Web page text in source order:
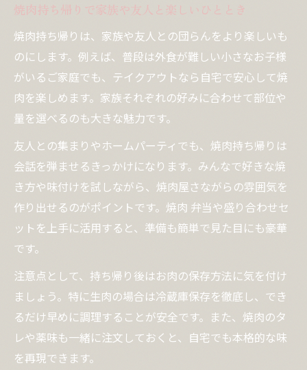
焼肉持ち帰りで家族や友人と楽しいひととき
焼肉持ち帰りは、家族や友人との団らんをより楽しいも
のにします。例えば、普段は外食が難しい小さなお子様
がいるご家庭でも、テイクアウトなら自宅で安心して焼
肉を楽しめます。家族それぞれの好みに合わせて部位や
量を選べるのも大きな魅力です。
友人との集まりやホームパーティでも、焼肉持ち帰りは
会話を弾ませるきっかけになります。みんなで好きな焼
き方や味付けを試しながら、焼肉屋さながらの雰囲気を
作り出せるのがポイントです。焼肉 弁当や盛り合わせセ
ットを上手に活用すると、準備も簡単で見た目にも豪華
です。
注意点として、持ち帰り後はお肉の保存方法に気を付け
ましょう。特に生肉の場合は冷蔵庫保存を徹底し、でき
るだけ早めに調理することが安全です。また、焼肉のタ
レや薬味も一緒に注文しておくと、自宅でも本格的な味
を再現できます。